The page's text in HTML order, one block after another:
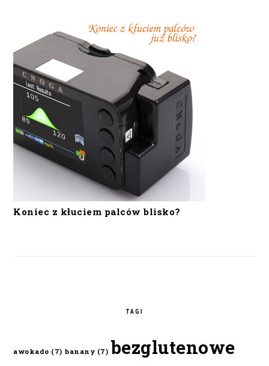
Koniec z kłuciem palców blisko?
TAGI
awokado (7) banany (7) bezglutenowe